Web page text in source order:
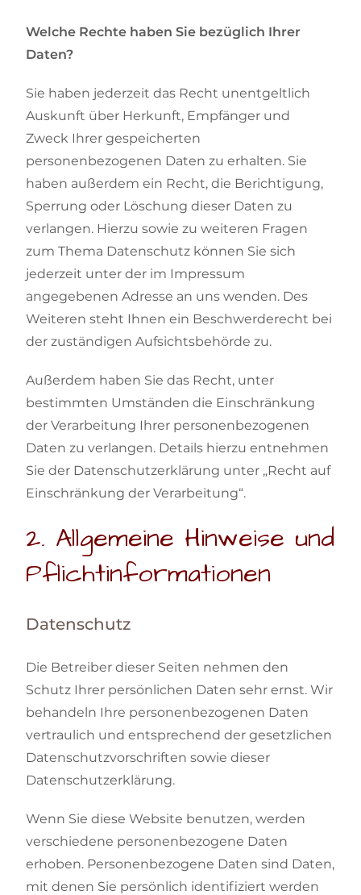
Welche Rechte haben Sie bezüglich Ihrer
Daten?
Sie haben jederzeit das Recht unentgeltlich
Auskunft über Herkunft, Empfänger und
Zweck Ihrer gespeicherten
personenbezogenen Daten zu erhalten. Sie
haben außerdem ein Recht, die Berichtigung,
Sperrung oder Löschung dieser Daten zu
verlangen. Hierzu sowie zu weiteren Fragen
zum Thema Datenschutz können Sie sich
jederzeit unter der im Impressum
angegebenen Adresse an uns wenden. Des
Weiteren steht Ihnen ein Beschwerderecht bei
der zuständigen Aufsichtsbehörde zu.
Außerdem haben Sie das Recht, unter
bestimmten Umständen die Einschränkung
der Verarbeitung Ihrer personenbezogenen
Daten zu verlangen. Details hierzu entnehmen
Sie der Datenschutzerklärung unter „Recht auf
Einschränkung der Verarbeitung“.
2. Allgemeine Hinweise und
Pflichtinformationen
Datenschutz
Die Betreiber dieser Seiten nehmen den
Schutz Ihrer persönlichen Daten sehr ernst. Wir
behandeln Ihre personenbezogenen Daten
vertraulich und entsprechend der gesetzlichen
Datenschutzvorschriften sowie dieser
Datenschutzerklärung.
Wenn Sie diese Website benutzen, werden
verschiedene personenbezogene Daten
erhoben. Personenbezogene Daten sind Daten,
mit denen Sie persönlich identifiziert werden